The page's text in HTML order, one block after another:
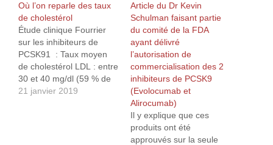
Où l’on reparle des taux
de cholestérol
Étude clinique Fourrier
sur les inhibiteurs de
PCSK91 : Taux moyen
de cholestérol LDL : entre
30 et 40 mg/dl (59 % de
réduction) Pourcentage
21 janvier 2019
Article du Dr Kevin
Schulman faisant partie
du comité de la FDA
ayant délivré
l’autorisation de
commercialisation des 2
inhibiteurs de PCSK9
(Evolocumab et
Alirocumab)
Il y explique que ces
produits ont été
approuvés sur la seule